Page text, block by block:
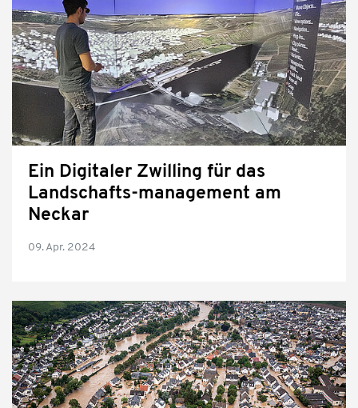
Ein Digitaler Zwilling für das
Landschafts-management am
Neckar
09. Apr. 2024